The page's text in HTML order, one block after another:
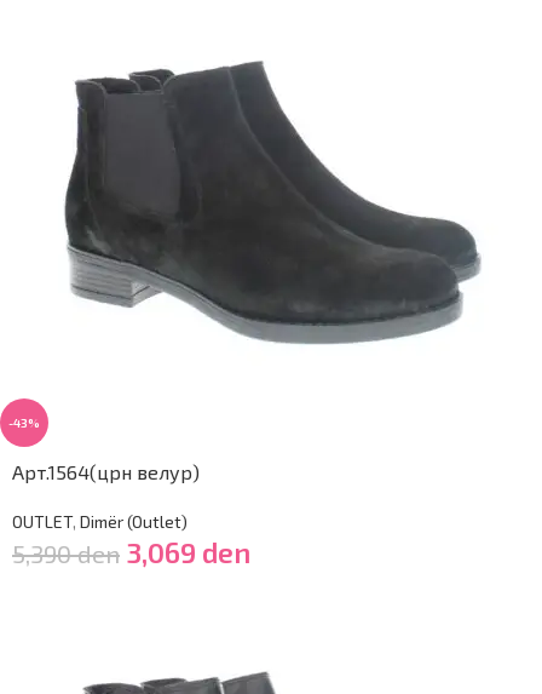
-43%
Арт.1564(црн велур)
OUTLET, Dimër (Outlet)
5,390den 3,069 den